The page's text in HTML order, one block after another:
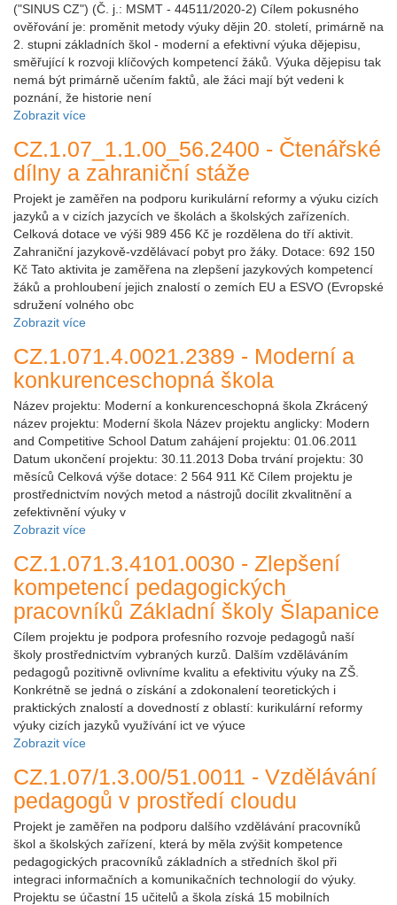
("SINUS CZ") (Č. j.: MSMT - 44511/2020-2) Cílem pokusného
ověřování je: proměnit metody výuky dějin 20. století, primárně na
2. stupni základních škol - moderní a efektivní výuka dějepisu,
směřující k rozvoji klíčových kompetencí žáků. Výuka dějepisu tak
nemá být primárně učením faktů, ale žáci mají být vedeni k
poznání, že historie není
Zobrazit více
CZ.1.07_1.1.00_56.2400 - Čtenářské
dílny a zahraniční stáže
Projekt je zaměřen na podporu kurikulární reformy a výuku cizích
jazyků a v cizích jazycích ve školách a školských zařízeních.
Celková dotace ve výši 989 456 Kč je rozdělena do tří aktivit.
Zahraniční jazykově-vzdělávací pobyt pro žáky. Dotace: 692 150
Kč Tato aktivita je zaměřena na zlepšení jazykových kompetencí
žáků a prohloubení jejich znalostí o zemích EU a ESVO (Evropské
sdružení volného obc
Zobrazit více
CZ.1.071.4.0021.2389 - Moderní a
konkurenceschopná škola
Název projektu: Moderní a konkurenceschopná škola Zkrácený
název projektu: Moderní škola Název projektu anglicky: Modern
and Competitive School Datum zahájení projektu: 01.06.2011
Datum ukončení projektu: 30.11.2013 Doba trvání projektu: 30
měsíců Celková výše dotace: 2 564 911 Kč Cílem projektu je
prostřednictvím nových metod a nástrojů docílit zkvalitnění a
zefektivnění výuky v
Zobrazit více
CZ.1.071.3.4101.0030 - Zlepšení
kompetencí pedagogických
pracovníků Základní školy Šlapanice
Cílem projektu je podpora profesního rozvoje pedagogů naší
školy prostřednictvím vybraných kurzů. Dalším vzděláváním
pedagogů pozitivně ovlivníme kvalitu a efektivitu výuky na ZŠ.
Konkrétně se jedná o získání a zdokonalení teoretických i
praktických znalostí a dovedností z oblastí: kurikulární reformy
výuky cizích jazyků využívání ict ve výuce
Zobrazit více
CZ.1.07/1.3.00/51.0011 - Vzdělávání
pedagogů v prostředí cloudu
Projekt je zaměřen na podporu dalšího vzdělávání pracovníků
škol a školských zařízení, která by měla zvýšit kompetence
pedagogických pracovníků základních a středních škol při
integraci informačních a komunikačních technologií do výuky.
Projektu se účastní 15 učitelů a škola získá 15 mobilních